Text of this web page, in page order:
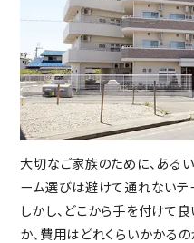
不
ー
安
認
リ
天
大切なご家族のために、ある
ーム選びは避けて通れないテ
しかし、どこから手を付けて
か、費用はどれくらいかかる